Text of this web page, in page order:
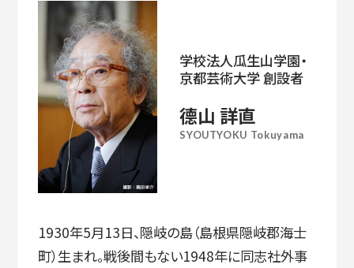
学校法人瓜生山学園・
京都芸術大学 創設者
德山 詳直
SYOUTYOKU Tokuyama
1930年5月13日、隠岐の島（島根県隠岐郡海士
町）生まれ。戦後間もない1948年に同志社外事